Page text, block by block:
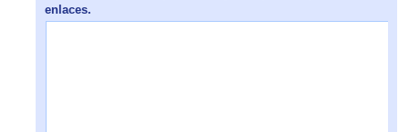
enlaces.